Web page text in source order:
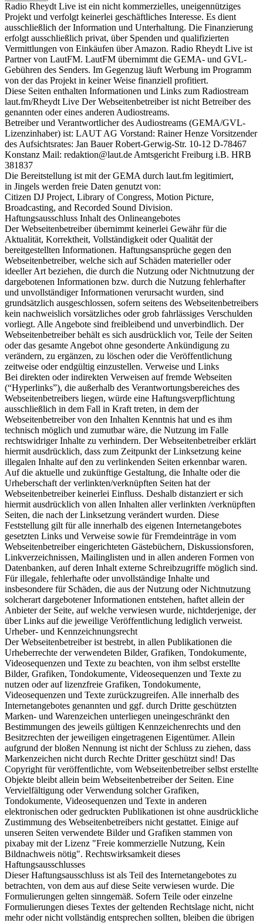
Radio Rheydt Live ist ein nicht kommerzielles, uneigennütziges
Projekt und verfolgt keinerlei geschäftliches Interesse. Es dient
ausschließlich der Information und Unterhaltung. Die Finanzierung
erfolgt ausschließlich privat, über Spenden und qualifizierten
Vermittlungen von Einkäufen über Amazon. Radio Rheydt Live ist
Partner von LautFM. LautFM übernimmt die GEMA- und GVL-
Gebühren des Senders. Im Gegenzug läuft Werbung im Programm
von der das Projekt in keiner Weise finanziell profitiert.
Diese Seiten enthalten Informationen und Links zum Radiostream
laut.fm/Rheydt Live Der Webseitenbetreiber ist nicht Betreiber des
genannten oder eines anderen Audiostreams.
Betreiber und Verantwortlicher des Audiostreams (GEMA/GVL-
Lizenzinhaber) ist: LAUT AG Vorstand: Rainer Henze Vorsitzender
des Aufsichtsrates: Jan Bauer Robert-Gerwig-Str. 10-12 D-78467
Konstanz Mail: redaktion@laut.de Amtsgericht Freiburg i.B. HRB
381837
Die Bereitstellung ist mit der GEMA durch laut.fm legitimiert,
in Jingels werden freie Daten genutzt von:
Citizen DJ Project, Library of Congress, Motion Picture,
Broadcasting, and Recorded Sound Division.
Haftungsausschluss Inhalt des Onlineangebotes
Der Webseitenbetreiber übernimmt keinerlei Gewähr für die
Aktualität, Korrektheit, Vollständigkeit oder Qualität der
bereitgestellten Informationen. Haftungsansprüche gegen den
Webseitenbetreiber, welche sich auf Schäden materieller oder
ideeller Art beziehen, die durch die Nutzung oder Nichtnutzung der
dargebotenen Informationen bzw. durch die Nutzung fehlerhafter
und unvollständiger Informationen verursacht wurden, sind
grundsätzlich ausgeschlossen, sofern seitens des Webseitenbetreibers
kein nachweislich vorsätzliches oder grob fahrlässiges Verschulden
vorliegt. Alle Angebote sind freibleibend und unverbindlich. Der
Webseitenbetreiber behält es sich ausdrücklich vor, Teile der Seiten
oder das gesamte Angebot ohne gesonderte Ankündigung zu
verändern, zu ergänzen, zu löschen oder die Veröffentlichung
zeitweise oder endgültig einzustellen. Verweise und Links
Bei direkten oder indirekten Verweisen auf fremde Webseiten
(“Hyperlinks”), die außerhalb des Verantwortungsbereiches des
Webseitenbetreibers liegen, würde eine Haftungsverpflichtung
ausschließlich in dem Fall in Kraft treten, in dem der
Webseitenbetreiber von den Inhalten Kenntnis hat und es ihm
technisch möglich und zumutbar wäre, die Nutzung im Falle
rechtswidriger Inhalte zu verhindern. Der Webseitenbetreiber erklärt
hiermit ausdrücklich, dass zum Zeitpunkt der Linksetzung keine
illegalen Inhalte auf den zu verlinkenden Seiten erkennbar waren.
Auf die aktuelle und zukünftige Gestaltung, die Inhalte oder die
Urheberschaft der verlinkten/verknüpften Seiten hat der
Webseitenbetreiber keinerlei Einfluss. Deshalb distanziert er sich
hiermit ausdrücklich von allen Inhalten aller verlinkten /verknüpften
Seiten, die nach der Linksetzung verändert wurden. Diese
Feststellung gilt für alle innerhalb des eigenen Internetangebotes
gesetzten Links und Verweise sowie für Fremdeinträge in vom
Webseitenbetreiber eingerichteten Gästebüchern, Diskussionsforen,
Linkverzeichnissen, Mailinglisten und in allen anderen Formen von
Datenbanken, auf deren Inhalt externe Schreibzugriffe möglich sind.
Für illegale, fehlerhafte oder unvollständige Inhalte und
insbesondere für Schäden, die aus der Nutzung oder Nichtnutzung
solcherart dargebotener Informationen entstehen, haftet allein der
Anbieter der Seite, auf welche verwiesen wurde, nichtderjenige, der
über Links auf die jeweilige Veröffentlichung lediglich verweist.
Urheber- und Kennzeichnungsrecht
Der Webseitenbetreiber ist bestrebt, in allen Publikationen die
Urheberrechte der verwendeten Bilder, Grafiken, Tondokumente,
Videosequenzen und Texte zu beachten, von ihm selbst erstellte
Bilder, Grafiken, Tondokumente, Videosequenzen und Texte zu
nutzen oder auf lizenzfreie Grafiken, Tondokumente,
Videosequenzen und Texte zurückzugreifen. Alle innerhalb des
Internetangebotes genannten und ggf. durch Dritte geschützten
Marken- und Warenzeichen unterliegen uneingeschränkt den
Bestimmungen des jeweils gültigen Kennzeichenrechts und den
Besitzrechten der jeweiligen eingetragenen Eigentümer. Allein
aufgrund der bloßen Nennung ist nicht der Schluss zu ziehen, dass
Markenzeichen nicht durch Rechte Dritter geschützt sind! Das
Copyright für veröffentlichte, vom Webseitenbetreiber selbst erstellte
Objekte bleibt allein beim Webseitenbetreiber der Seiten. Eine
Vervielfältigung oder Verwendung solcher Grafiken,
Tondokumente, Videosequenzen und Texte in anderen
elektronischen oder gedruckten Publikationen ist ohne ausdrückliche
Zustimmung des Webseitenbetreibers nicht gestattet. Einige auf
unseren Seiten verwendete Bilder und Grafiken stammen von
pixabay mit der Lizenz "Freie kommerzielle Nutzung, Kein
Bildnachweis nötig". Rechtswirksamkeit dieses
Haftungsausschlusses
Dieser Haftungsausschluss ist als Teil des Internetangebotes zu
betrachten, von dem aus auf diese Seite verwiesen wurde. Die
Formulierungen gelten sinngemäß. Sofern Teile oder einzelne
Formulierungen dieses Textes der geltenden Rechtslage nicht, nicht
mehr oder nicht vollständig entsprechen sollten, bleiben die übrigen